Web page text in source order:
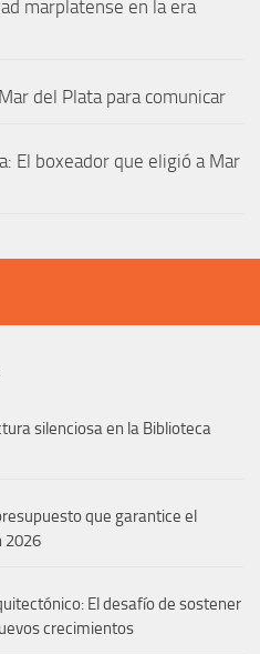
marplatense en la era
del Plata para comunicar
El boxeador que eligió a Mar
silenciosa en la Biblioteca
que garantice el
2026
El desafío de sostener
crecimientos